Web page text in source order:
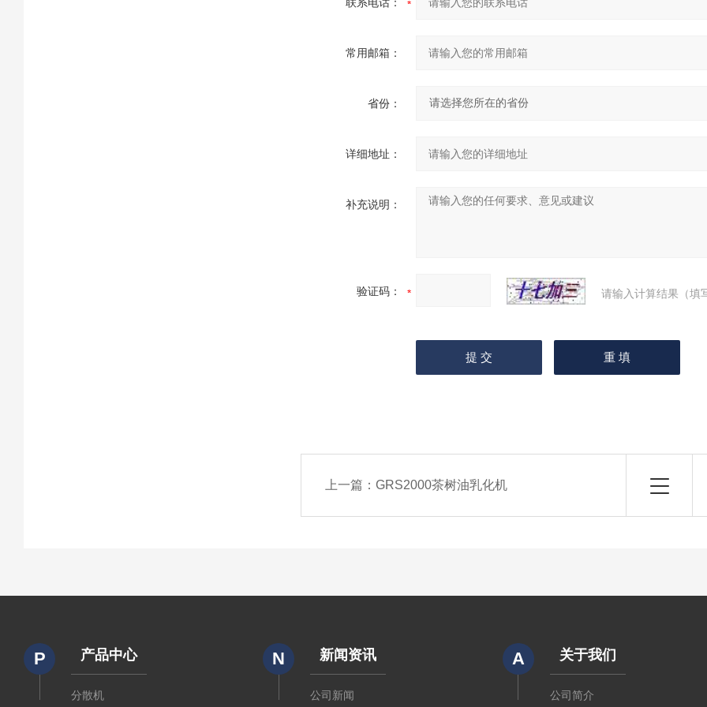
常用邮箱：
省份：
详细地址：
补充说明：
验证码： 请输入计算结果（填
上一篇：GRS2000茶树油乳化机
P 产品中心
分散机
N 新闻资讯
公司新闻
A 关于我们
公司简介